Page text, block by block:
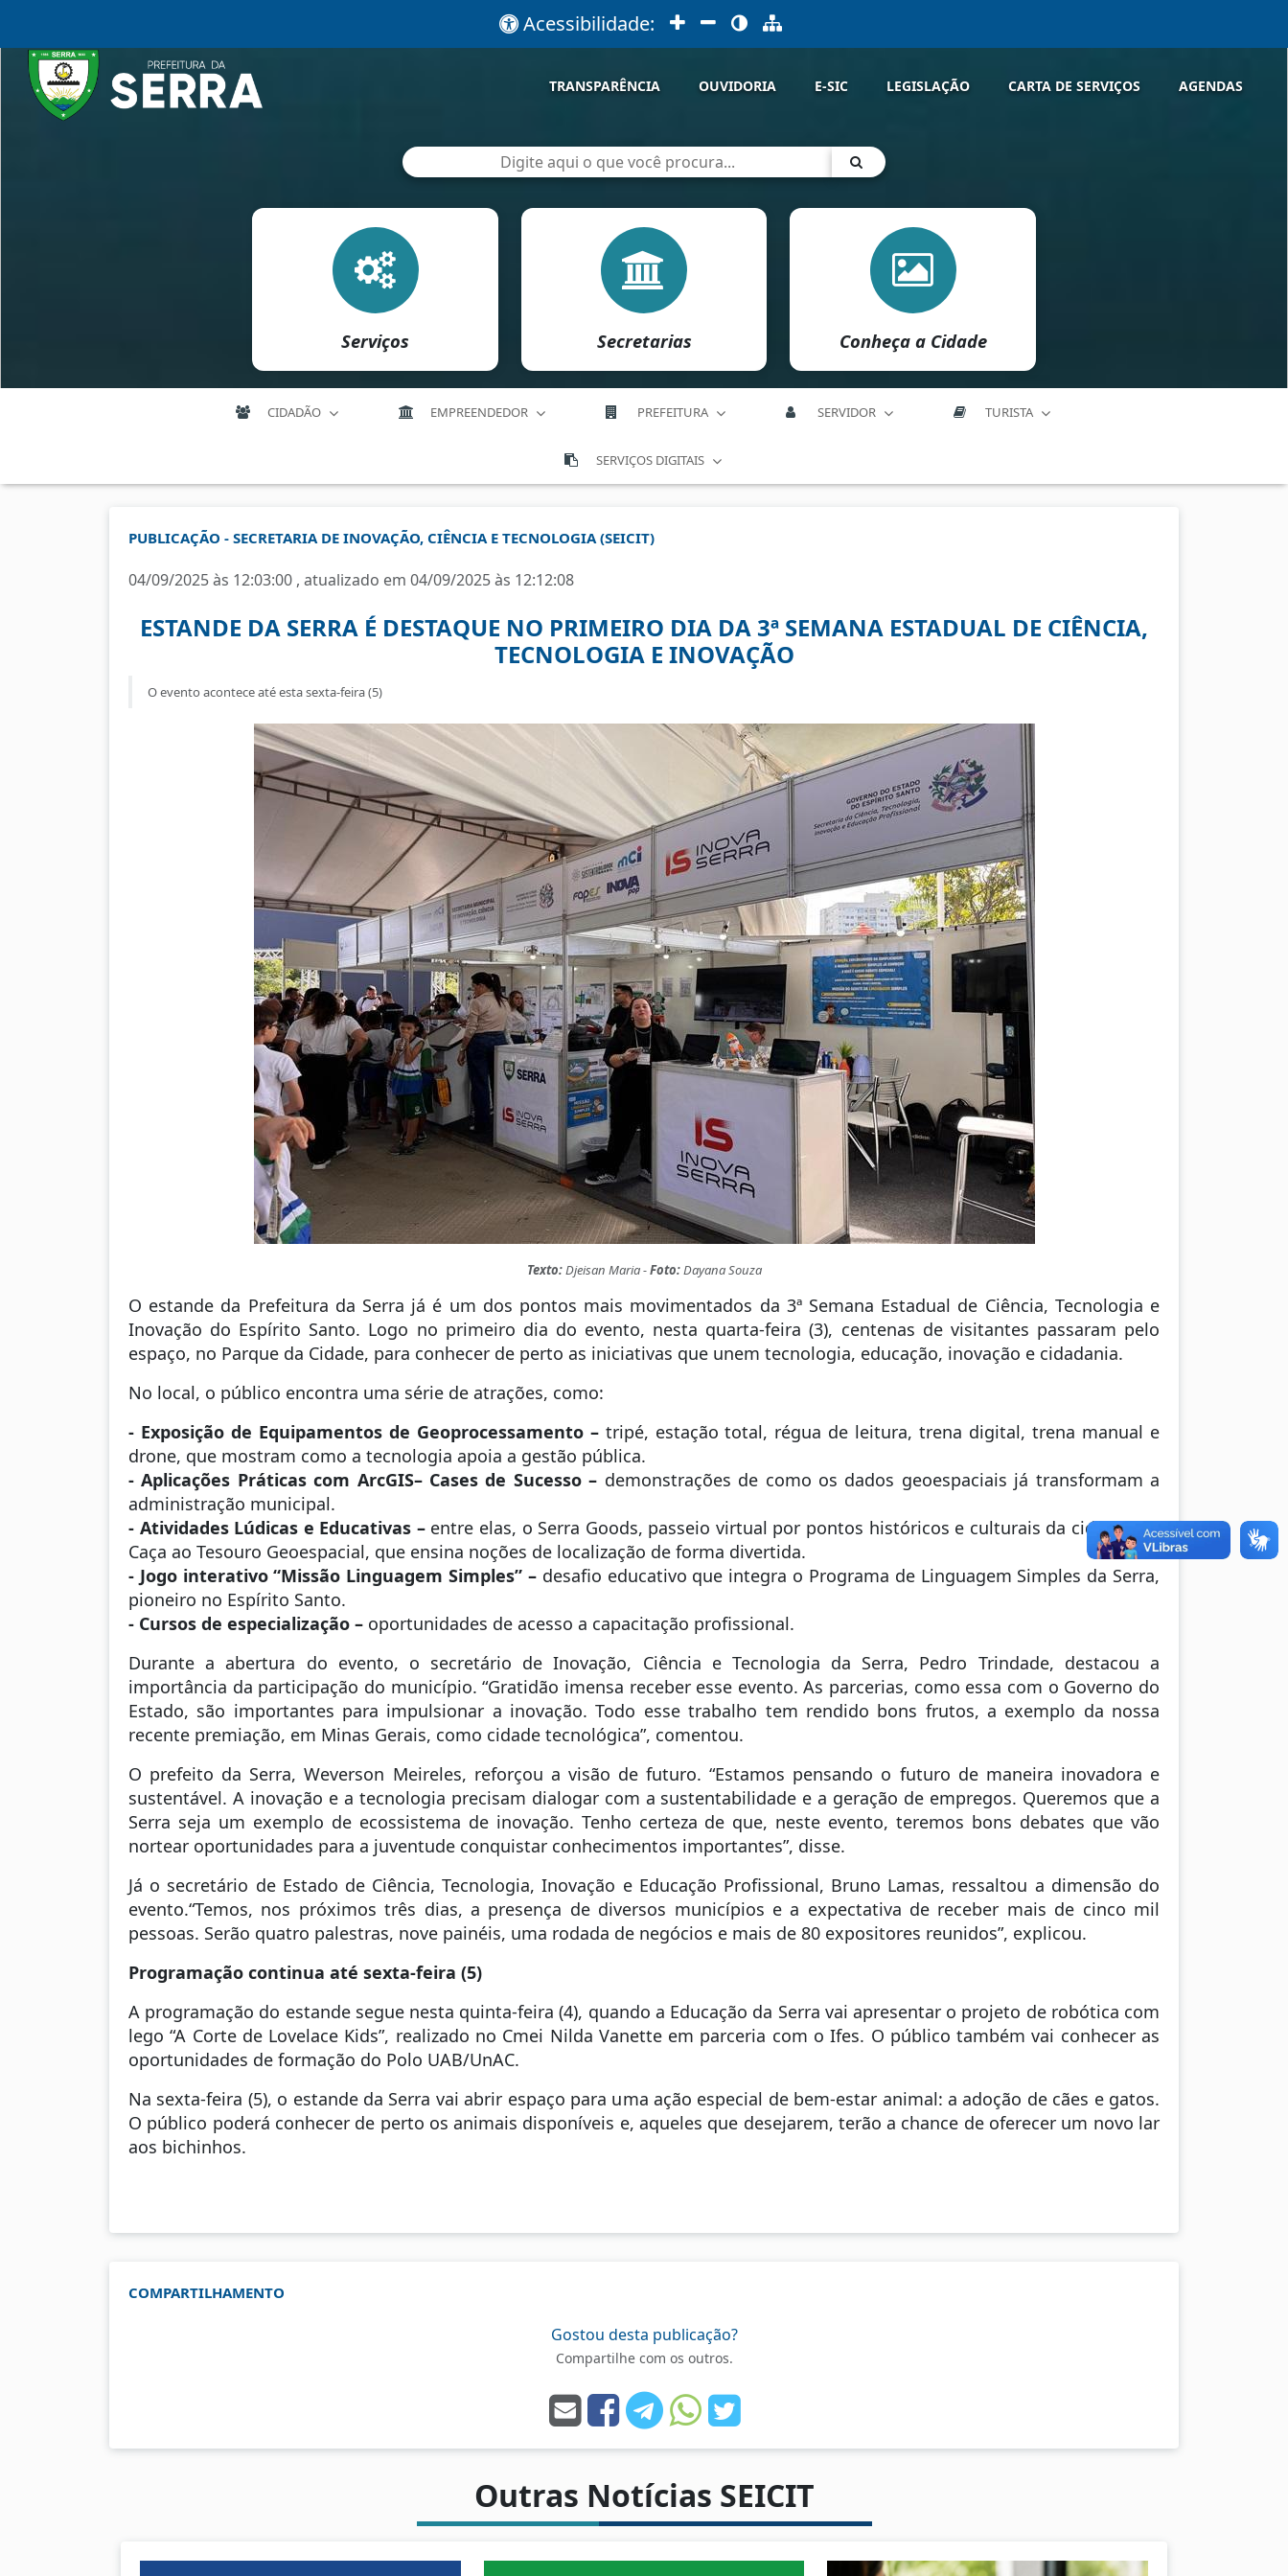
Acessibilidade:
TRANSPARÊNCIA OUVIDORIA E-SIC LEGISLAÇÃO CARTA DE SERVIÇOS AGENDAS
Serviços Secretarias Conheça a Cidade
CIDADÃO EMPREENDEDOR PREFEITURA SERVIDOR TURISTA
SERVIÇOS DIGITAIS
PUBLICAÇÃO - SECRETARIA DE INOVAÇÃO, CIÊNCIA E TECNOLOGIA (SEICIT)
04/09/2025 às 12:03:00 , atualizado em 04/09/2025 às 12:12:08
ESTANDE DA SERRA É DESTAQUE NO PRIMEIRO DIA DA 3ª SEMANA ESTADUAL DE CIÊNCIA,
TECNOLOGIA E INOVAÇÃO
O evento acontece até esta sexta-feira (5)
Texto:Djeisan Maria -Foto:Dayana Souza
O estande da Prefeitura da Serra já é um dos pontos mais movimentados da 3ª Semana Estadual de Ciência, Tecnologia e
Inovação do Espírito Santo. Logo no primeiro dia do evento, nesta quarta-feira (3), centenas de visitantes passaram pelo
espaço, no Parque da Cidade, para conhecer de perto as iniciativas que unem tecnologia, educação, inovação e cidadania.
No local, o público encontra uma série de atrações, como:
- Exposição de Equipamentos de Geoprocessamento – tripé, estação total, régua de leitura, trena digital, trena manual e
drone, que mostram como a tecnologia apoia a gestão pública.
- Aplicações Práticas com ArcGIS– Cases de Sucesso – demonstrações de como os dados geoespaciais já transformam a
administração municipal.
- Atividades Lúdicas e Educativas –entre elas, o Serra Goods, passeio virtual por pontos históricos e culturais da cidade, e a
Caça ao Tesouro Geoespacial, que ensina noções de localização de forma divertida.
- Jogo interativo “Missão Linguagem Simples” –desafio educativo que integra o Programa de Linguagem Simples da Serra,
pioneiro no Espírito Santo.
- Cursos de especialização – oportunidades de acesso a capacitação profissional.
Durante a abertura do evento, o secretário de Inovação, Ciência e Tecnologia da Serra, Pedro Trindade, destacou a
importância da participação do município. “Gratidão imensa receber esse evento. As parcerias, como essa com o Governo do
Estado, são importantes para impulsionar a inovação. Todo esse trabalho tem rendido bons frutos, a exemplo da nossa
recente premiação, em Minas Gerais, como cidade tecnológica”, comentou.
O prefeito da Serra, Weverson Meireles, reforçou a visão de futuro. “Estamos pensando o futuro de maneira inovadora e
sustentável. A inovação e a tecnologia precisam dialogar com a sustentabilidade e a geração de empregos. Queremos que a
Serra seja um exemplo de ecossistema de inovação. Tenho certeza de que, neste evento, teremos bons debates que vão
nortear oportunidades para a juventude conquistar conhecimentos importantes”, disse.
Já o secretário de Estado de Ciência, Tecnologia, Inovação e Educação Profissional, Bruno Lamas, ressaltou a dimensão do
evento.“Temos, nos próximos três dias, a presença de diversos municípios e a expectativa de receber mais de cinco mil
pessoas. Serão quatro palestras, nove painéis, uma rodada de negócios e mais de 80 expositores reunidos”, explicou.
Programação continua até sexta-feira (5)
A programação do estande segue nesta quinta-feira (4), quando a Educação da Serra vai apresentar o projeto de robótica com
lego “A Corte de Lovelace Kids”, realizado no Cmei Nilda Vanette em parceria com o Ifes. O público também vai conhecer as
oportunidades de formação do Polo UAB/UnAC.
Na sexta-feira (5), o estande da Serra vai abrir espaço para uma ação especial de bem-estar animal: a adoção de cães e gatos.
O público poderá conhecer de perto os animais disponíveis e, aqueles que desejarem, terão a chance de oferecer um novo lar
aos bichinhos.
COMPARTILHAMENTO
Gostou desta publicação?
Compartilhe com os outros.
Outras Notícias SEICIT